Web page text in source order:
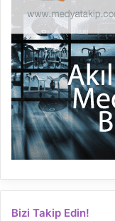
Bizi Takip Edin!